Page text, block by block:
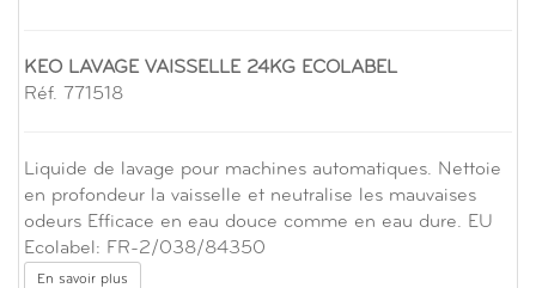
KEO LAVAGE VAISSELLE 24KG ECOLABEL
Réf. 771518
Liquide de lavage pour machines automatiques. Nettoie
en profondeur la vaisselle et neutralise les mauvaises
odeurs Efficace en eau douce comme en eau dure. EU
Ecolabel: FR-2/038/84350
En savoir plus